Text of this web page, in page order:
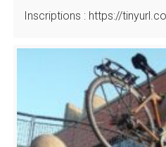
Inscriptions : https://